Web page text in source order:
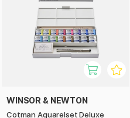
WINSOR & NEWTON
Cotman Aquarelset Deluxe